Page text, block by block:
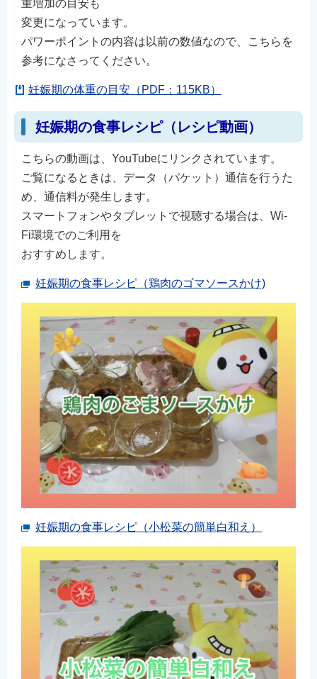
重増加の目安も
変更になっています。
パワーポイントの内容は以前の数値なので、こちらを
参考になさってください。
妊娠期の体重の目安（PDF：115KB）
妊娠期の食事レシピ（レシピ動画）
こちらの動画は、YouTubeにリンクされています。
ご覧になるときは、データ（パケット）通信を行うた
め、通信料が発生します。
スマートフォンやタブレットで視聴する場合は、Wi-
Fi環境でのご利用を
おすすめします。
妊娠期の食事レシピ（鶏肉のゴマソースかけ)
妊娠期の食事レシピ（小松菜の簡単白和え）